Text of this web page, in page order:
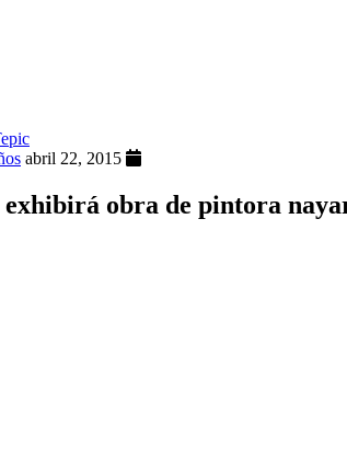
abril 22, 2015
exhibirá obra de pintora